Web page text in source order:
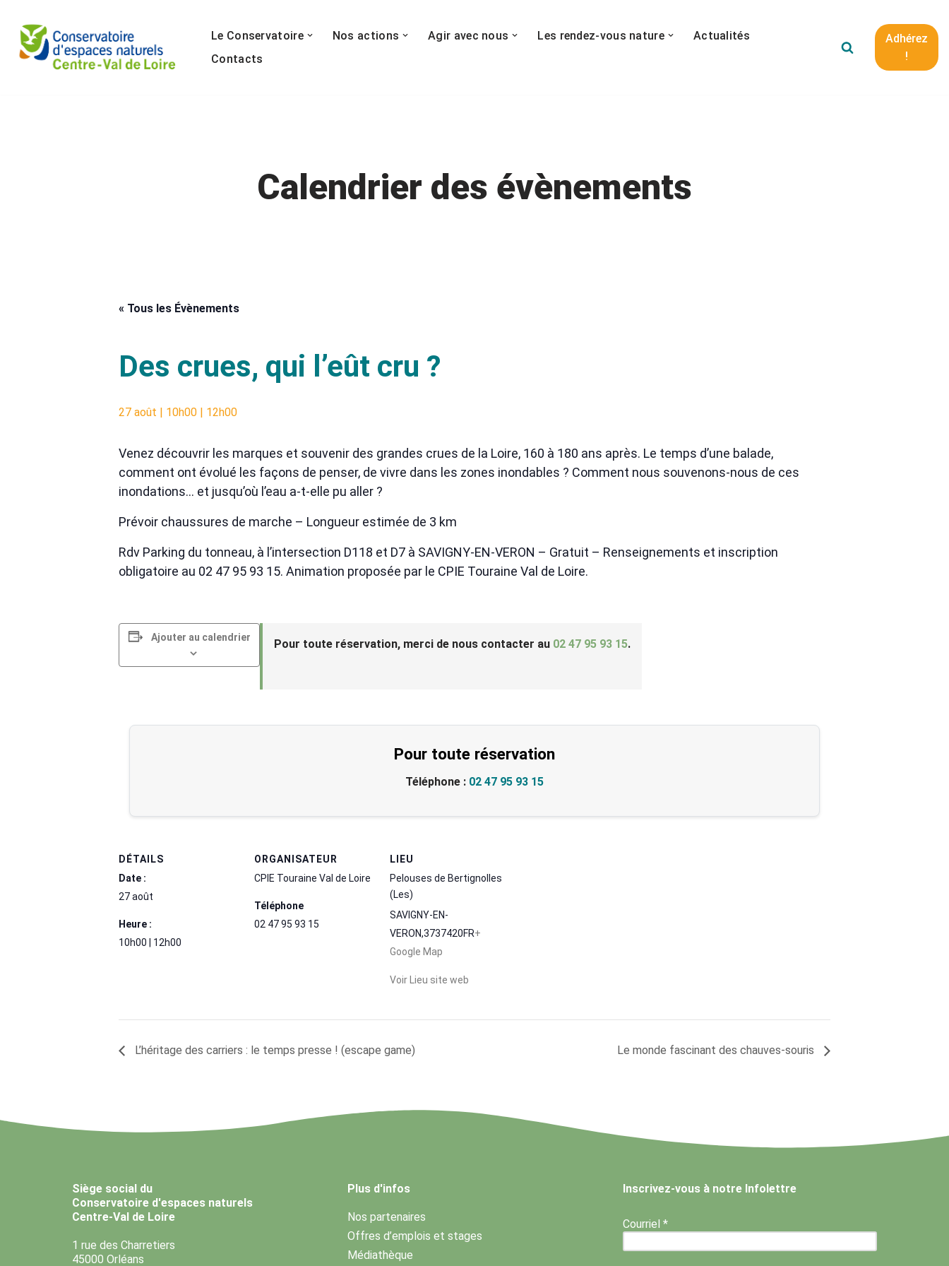
Aller
au
Le Conservatoire Nos actions Agir avec nous Les rendez-vous nature
Actualités
Contacts
Adhérez
!
Calendrier des évènements
« Tous les Évènements
Des crues, qui l’eût cru ?
27 août | 10h00 | 12h00
Venez découvrir les marques et souvenir des grandes crues de la Loire, 160 à 180 ans après. Le temps d’une balade,
comment ont évolué les façons de penser, de vivre dans les zones inondables ? Comment nous souvenons-nous de ces
inondations… et jusqu’où l’eau a-t-elle pu aller ?
Prévoir chaussures de marche – Longueur estimée de 3 km
Rdv Parking du tonneau, à l’intersection D118 et D7 à SAVIGNY-EN-VERON – Gratuit – Renseignements et inscription
obligatoire au 02 47 95 93 15. Animation proposée par le CPIE Touraine Val de Loire.
Ajouter au calendrier Pour toute réservation, merci de nous contacter au 02 47 95 93 15.
Pour toute réservation
Téléphone : 02 47 95 93 15
DÉTAILS
Date :
27 août
Heure :
10h00 | 12h00
ORGANISATEUR
CPIE Touraine Val de Loire
Téléphone
02 47 95 93 15
LIEU
Pelouses de Bertignolles
(Les)
SAVIGNY-EN-
VERON,3737420FR+
Google Map
Voir Lieu site web
L’héritage des carriers : le temps presse ! (escape game) Le monde fascinant des chauves-souris
Siège social du
Conservatoire d'espaces naturels
Centre-Val de Loire
1 rue des Charretiers
45000 Orléans
Plus d'infos
Nos partenaires
Offres d’emplois et stages
Médiathèque
Inscrivez-vous à notre Infolettre
Courriel *